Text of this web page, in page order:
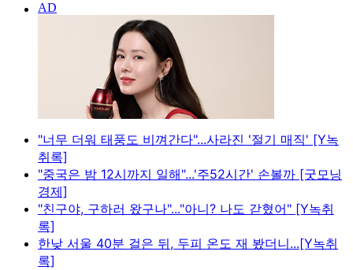
"너무 더워 태풍도 비껴간다"...사라진 '절기 매직' [Y녹
취록]
"중국은 밤 12시까지 일해"...'주52시간' 손볼까 [굿모닝
경제]
"친구야, 구하러 왔구나"..."아니? 나도 갇혔어" [Y녹취
록]
한낮 서울 40분 걸은 뒤, 두피 온도 재 봤더니...[Y녹취
록]